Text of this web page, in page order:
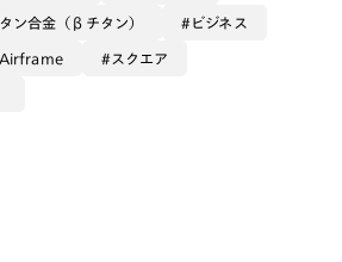
ーはあまり枠を強調しすぎないの
れます
ガネ👓です
ン合金（βチタン） ビジネス
スクエア